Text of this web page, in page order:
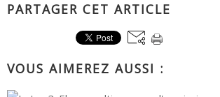
PARTAGER CET ARTICLE
VOUS AIMEREZ AUSSI :